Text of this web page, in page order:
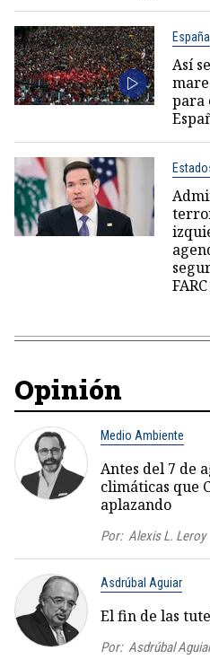
España
Así
para
Opinión
Medio Ambiente
Antes del 7 de
climáticas que
aplazando
Por: Alexis L. Leroy
Asdrúbal Aguiar
El fin de las
Por: Asdrúbal